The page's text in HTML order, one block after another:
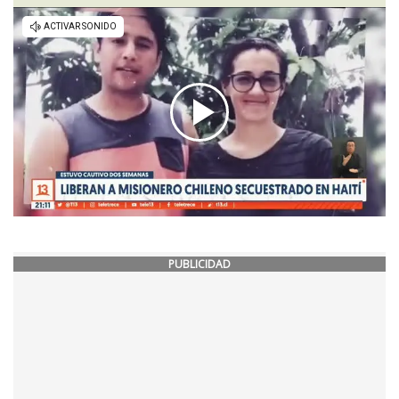
PUBLICIDAD